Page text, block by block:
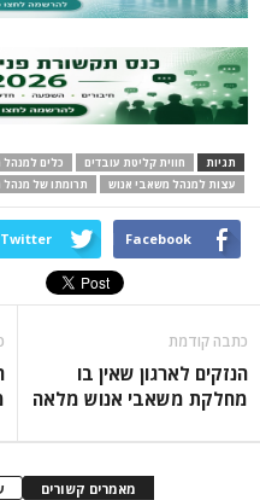
תגיות חווית קליטת עובדים כלים
עצות למנהל משאבי אנוש
תרומתו של מנהל
Facebook
Twitter
כתבה קודמת
הנזקים לארגון שאין בו
מחלקת משאבי אנוש מלאה
מאמרים קשורים